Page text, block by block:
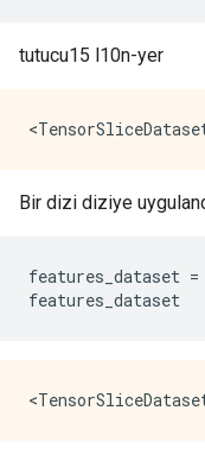
tutucu15 l10n-yer
Bir dizi diziye
features_dataset =
features_dataset